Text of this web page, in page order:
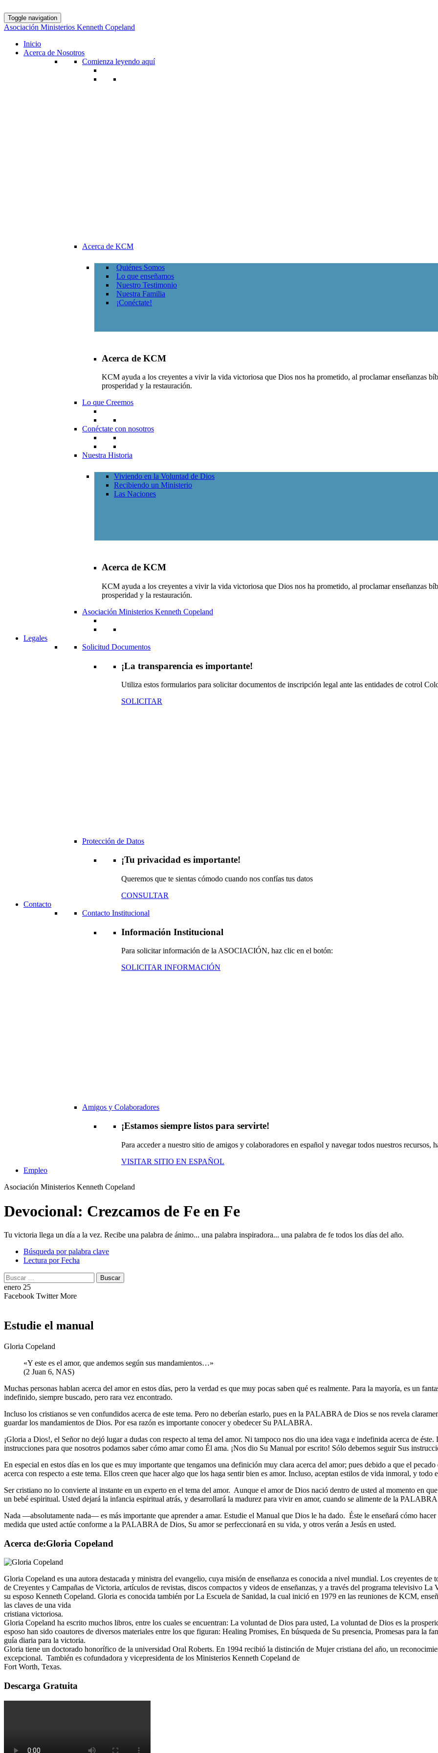
Toggle navigation
Asociación Ministerios Kenneth Copeland
Inicio
Acerca de Nosotros
Comienza leyendo aquí
Acerca de KCM
Quiénes Somos
Lo que enseñamos
Nuestro Testimonio
Nuestra Familia
¡Conéctate!
Acerca de KCM
KCM ayuda a los creyentes a vivir la vida victoriosa que Dios nos ha prometido, al proclamar enseñanzas
prosperidad y la restauración.
Lo que Creemos
Conéctate con nosotros
Nuestra Historia
Viviendo en la Voluntad de Dios
Recibiendo un Ministerio
Las Naciones
Acerca de KCM
KCM ayuda a los creyentes a vivir la vida victoriosa que Dios nos ha prometido, al proclamar enseñanzas
prosperidad y la restauración.
Asociación Ministerios Kenneth Copeland
Legales
Solicitud Documentos
¡La transparencia es importante!
Utiliza estos formularios para solicitar documentos de inscripción legal ante las entidades de cotrol
SOLICITAR
Protección de Datos
¡Tu privacidad es importante!
Queremos que te sientas cómodo cuando nos confías tus datos
CONSULTAR
Contacto
Contacto Institucional
Información Institucional
Para solicitar información de la ASOCIACIÓN, haz clic en el botón:
SOLICITAR INFORMACIÓN
Amigos y Colaboradores
¡Estamos siempre listos para servirte!
Para acceder a nuestro sitio de amigos y colaboradores en español y navegar todos nuestros recursos,
VISITAR SITIO EN ESPAÑOL
Empleo
Asociación Ministerios Kenneth Copeland
Devocional: Crezcamos de Fe en Fe
Tu victoria llega un día a la vez. Recibe una palabra de ánimo... una palabra inspiradora... una palabra de fe todos los días del año.
Búsqueda por palabra clave
Lectura por Fecha
Buscar:
Buscar
enero 25
Facebook Twitter More
Estudie el manual
Gloria Copeland
«Y este es el amor, que andemos según sus mandamientos…»
(2 Juan 6, NAS)
Muchas personas hablan acerca del amor en estos días, pero la verdad es que muy pocas saben qué es realmente. Para la mayoría, es un
indefinido, siempre buscado, pero rara vez encontrado.
Incluso los cristianos se ven confundidos acerca de este tema. Pero no deberían estarlo, pues en la PALABRA de Dios se nos revela
guardar los mandamientos de Dios. Por esa razón es importante conocer y obedecer Su PALABRA.
¡Gloria a Dios!, el Señor no dejó lugar a dudas con respecto al tema del amor. Ni tampoco nos dio una idea vaga e indefinida acerca de
instrucciones para que nosotros podamos saber cómo amar como Él ama. ¡Nos dio Su Manual por escrito! Sólo debemos seguir Sus
En especial en estos días en los que es muy importante que tengamos una definición muy clara acerca del amor; pues debido a que el
acerca con respecto a este tema. Ellos creen que hacer algo que los haga sentir bien es amor. Incluso, aceptan estilos de vida inmoral, y todo
Ser cristiano no lo convierte al instante en un experto en el tema del amor. Aunque el amor de Dios nació dentro de usted al momento en
un bebé espiritual. Usted dejará la infancia espiritual atrás, y desarrollará la madurez para vivir en amor, cuando se alimente de la
Nada —absolutamente nada— es más importante que aprender a amar. Estudie el Manual que Dios le ha dado. Éste le enseñará cómo
medida que usted actúe conforme a la PALABRA de Dios, Su amor se perfeccionará en su vida, y otros verán a Jesús en usted.
Acerca de:Gloria Copeland
Gloria Copeland es una autora destacada y ministra del evangelio, cuya misión de enseñanza es conocida a nivel mundial. Los creyentes de
de Creyentes y Campañas de Victoria, artículos de revistas, discos compactos y videos de enseñanzas, y a través del programa televisivo
su esposo Kenneth Copeland. Gloria es conocida también por La Escuela de Sanidad, la cual inició en 1979 en las reuniones de KCM,
las claves de una vida
cristiana victoriosa.
Gloria Copeland ha escrito muchos libros, entre los cuales se encuentran: La voluntad de Dios para usted, La voluntad de Dios es la
esposo han sido coautores de diversos materiales entre los que figuran: Healing Promises, En búsqueda de Su presencia, Promesas para la
guía diaria para la victoria.
Gloria tiene un doctorado honorífico de la universidad Oral Roberts. En 1994 recibió la distinción de Mujer cristiana del año, un
excepcional. También es cofundadora y vicepresidenta de los Ministerios Kenneth Copeland de
Fort Worth, Texas.
Descarga Gratuita